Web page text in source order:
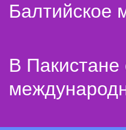
Балтийское
В